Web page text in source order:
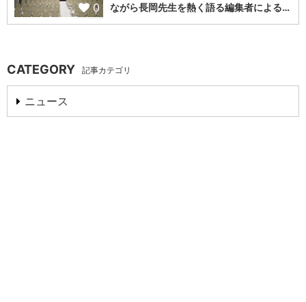
0
ながら長岡先生を熱く語る編集者による…
CATEGORY 記事カテゴリ
ニュース